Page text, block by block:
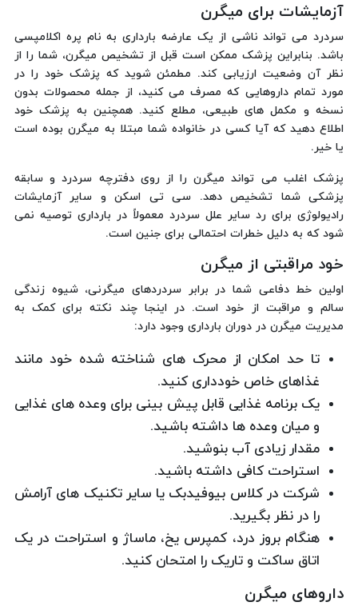
آزمایشات برای میگرن
سردرد می تواند ناشی از یک عارضه بارداری به نام پره اکلامپسی
باشد. بنابراین پزشک ممکن است قبل از تشخیص میگرن، شما را از
نظر آن وضعیت ارزیابی کند. مطمئن شوید که پزشک خود را در
مورد تمام داروهایی که مصرف می کنید، از جمله محصولات بدون
نسخه و مکمل های طبیعی، مطلع کنید. همچنین به پزشک خود
اطلاع دهید که آیا کسی در خانواده شما مبتلا به میگرن بوده است
یا خیر.
پزشک اغلب می تواند میگرن را از روی دفترچه سردرد و سابقه
پزشکی شما تشخیص دهد. سی تی اسکن و سایر آزمایشات
رادیولوژی برای رد سایر علل سردرد معمولاً در بارداری توصیه نمی
شود که به دلیل خطرات احتمالی برای جنین است.
خود مراقبتی از میگرن
اولین خط دفاعی شما در برابر سردردهای میگرنی، شیوه زندگی
سالم و مراقبت از خود است. در اینجا چند نکته برای کمک به
مدیریت میگرن در دوران بارداری وجود دارد:
تا حد امکان از محرک های شناخته شده خود مانند
غذاهای خاص خودداری کنید.
یک برنامه غذایی قابل پیش بینی برای وعده های غذایی
و میان وعده ها داشته باشید.
مقدار زیادی آب بنوشید.
استراحت کافی داشته باشید.
شرکت در کلاس بیوفیدبک یا سایر تکنیک های آرامش
را در نظر بگیرید.
هنگام بروز درد، کمپرس یخ، ماساژ و استراحت در یک
اتاق ساکت و تاریک را امتحان کنید.
داروهای میگرن